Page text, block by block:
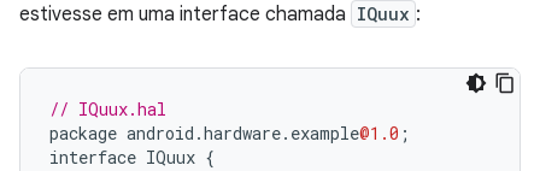
estivesse em uma interface chamada IQuux :
// IQuux.hal
package android .hardware. example@1.0 ;
interface IQuux {